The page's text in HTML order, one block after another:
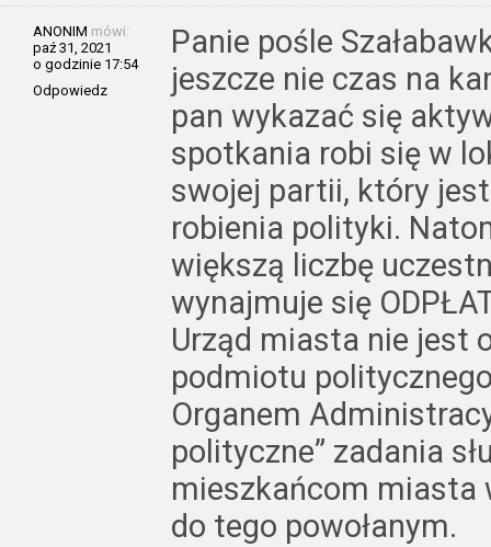
ANONIM mówi:
paź 31, 2021
o godzinie 17:54
Odpowiedz
Panie pośle
jeszcze nie czas na
pan wykazać się
spotkania robi się w
swojej partii, który
robienia polityki.
większą liczbę
wynajmuje się
Urząd miasta nie jest
podmiotu
Organem
polityczne” zadania
mieszkańcom miasta
do tego powołanym.